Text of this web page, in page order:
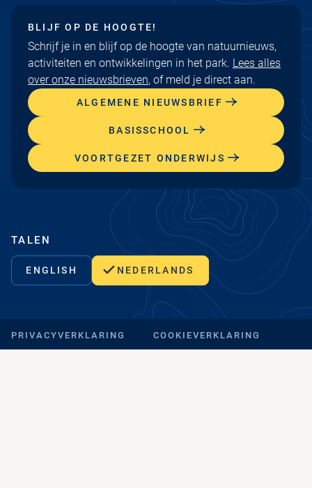
BLIJF OP DE HOOGTE!
Schrijf je in en blijf op de hoogte van natuurnieuws,
activiteiten en ontwikkelingen in het park. Lees alles
over onze nieuwsbrieven, of meld je direct aan.
ALGEMENE NIEUWSBRIEF
BASISSCHOOL
VOORTGEZET ONDERWIJS
TALEN
ENGLISH NEDERLANDS
PRIVACYVERKLARING COOKIEVERKLARING